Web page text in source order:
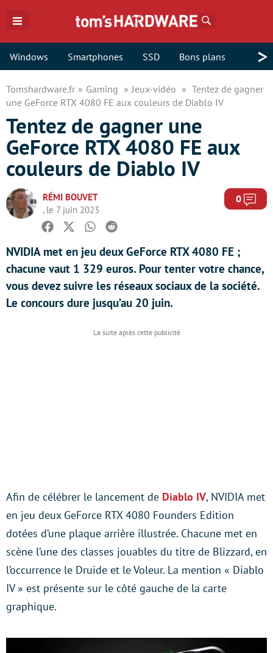
Windows Smartphones SSD Bons plans >
Tomshardware.fr Gaming Jeux-vidéo
Tentez de gagner
une GeForce RTX 4080 FE aux couleurs de Diablo IV
Tentez de gagner une
GeForce RTX 4080 FE aux
couleurs de Diablo IV
RÉMI BOUVET
, le 7 juin 2023
0
Facebook
TwitterWhatsapp
Reddit
NVIDIA met en jeu deux GeForce RTX 4080 FE ;
chacune vaut 1 329 euros. Pour tenter votre chance,
vous devez suivre les réseaux sociaux de la société.
Le concours dure jusqu’au 20 juin.
Afin de célébrer le lancement de Diablo IV, NVIDIA met
en jeu deux GeForce RTX 4080 Founders Edition
dotées d’une plaque arrière illustrée. Chacune met en
scène l’une des classes jouables du titre de Blizzard, en
l’occurrence le Druide et le Voleur. La mention « Diablo
IV » est présente sur le côté gauche de la carte
graphique.